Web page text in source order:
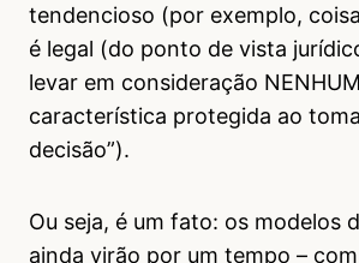
tendencioso (por exemplo,
é legal (do ponto de vista
levar em consideração
característica protegida ao
decisão”).
Ou seja, é um fato: os modelos
ainda virão por um tempo –